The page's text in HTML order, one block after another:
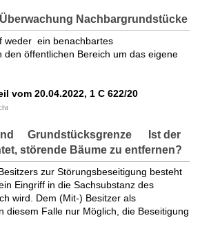
Nachbargrundstücke
weder ein benachbartes
den öffentlichen Bereich um das eigene
vom 20.04.2022, 1 C 622/20
Grundstücksgrenze Ist der
störende Bäume zu entfernen?
zur Störungsbeseitigung besteht
Eingriff in die Sachsubstanz des
wird. Dem (Mit-) Besitzer als
diesem Falle nur Möglich, die Beseitigung